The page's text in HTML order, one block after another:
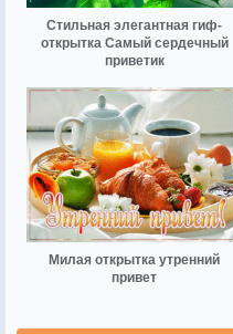
Стильная элегантная гиф-
открытка Самый сердечный
приветик
Милая открытка утренний
привет